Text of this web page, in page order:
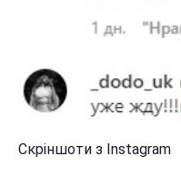
Скріншоти з Instagram